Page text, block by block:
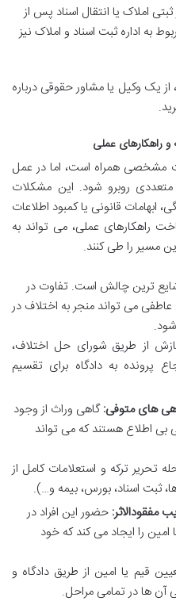
ثبتی املاک یا انتقال اسناد پس از
به اداره ثبت اسناد و املاک نیز
یک وکیل یا مشاور حقوقی درباره
راهکارهای عملی
مشخصی همراه است، اما در عمل
روبرو شود. این مشکلات
ابهامات قانونی یا کمبود اطلاعات
راهکارهای عملی، می تواند به
مسیر را طی کنند.
ترین چالش است. تفاوت در
می تواند منجر به اختلاف در
از طریق شورای حل اختلاف،
پرونده به دادگاه برای تقسیم
های متوفی:گاهی وراث از وجود
بی اطلاع هستند که می تواند
تحریر ترکه و استعلامات کامل از
ثبت اسناد، بورس، بیمه و…).
مفقودالاثر: حضور این افراد در
امین را ایجاد می کند که خود
قیم یا امین از طریق دادگاه و
آن ها در تمامی مراحل.